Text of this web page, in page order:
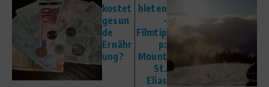
kostet
gesun
de
Ernähr
ung?
hleten
-
Filmtip
p:
Mount
St.
Elias